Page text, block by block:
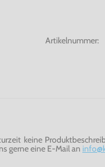
Artikelnummer:
keine
gerne eine E-Mail an